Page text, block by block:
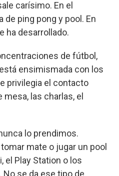
carísimo. En el
ping pong y pool. En
ha desarrollado.
de fútbol,
ensimismada con los
privilegia el contacto
las charlas, el
lo prendimos.
mate o jugar un pool
el Play Station o los
se da ese tipo de